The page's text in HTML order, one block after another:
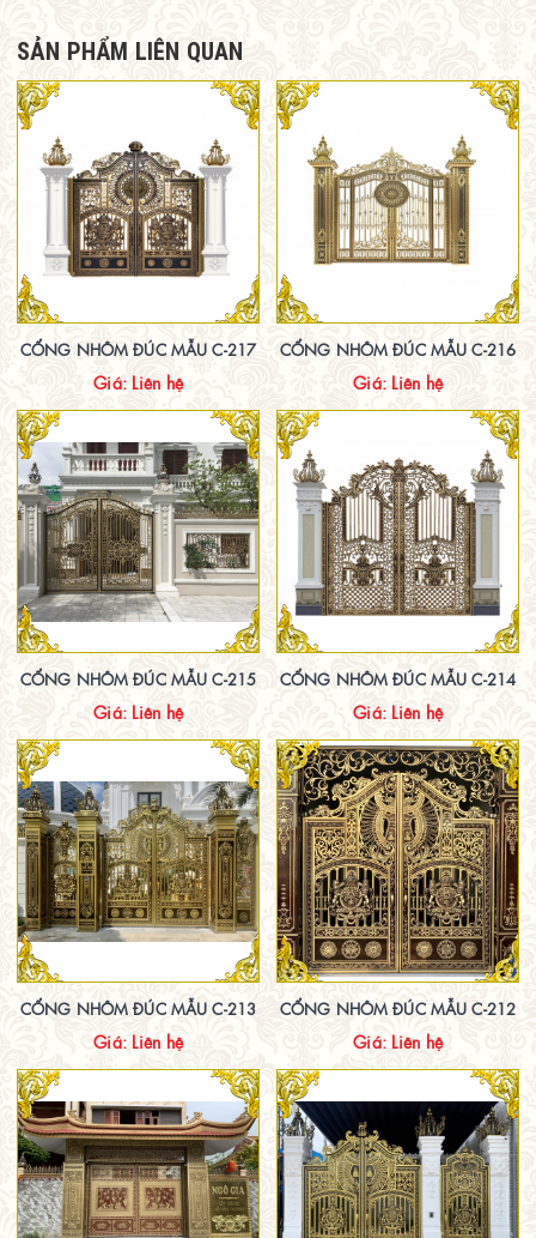
SẢN PHẨM LIÊN QUAN
CỔNG NHÔM ĐÚC MẪU C-217
Giá: Liên hệ
CỔNG NHÔM ĐÚC MẪU C-216
Giá: Liên hệ
CỔNG NHÔM ĐÚC MẪU C-215
Giá: Liên hệ
CỔNG NHÔM ĐÚC MẪU C-214
Giá: Liên hệ
CỔNG NHÔM ĐÚC MẪU C-213
Giá: Liên hệ
CỔNG NHÔM ĐÚC MẪU C-212
Giá: Liên hệ